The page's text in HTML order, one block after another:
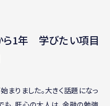
ら1年 学びたい項目
まりました。大きく話題になっ